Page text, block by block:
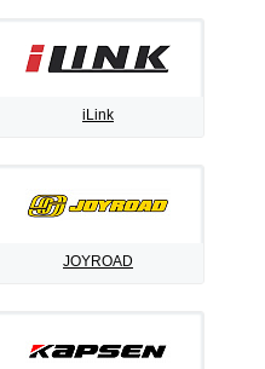
iLink
JOYROAD